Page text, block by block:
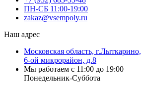
ПН-СБ 11:00-19:00
zakaz@vsempoly.ru
Наш адрес
Московская область, г.Лыткарино,
6-ой микрорайон, д.8
Мы работаем с 11:00 до 19:00
Понедельник-Суббота